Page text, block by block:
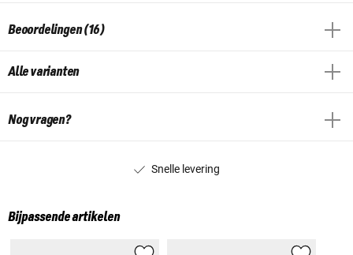
Beoordelingen (16)
Alle varianten
Nog vragen?
Snelle levering
Bijpassende artikelen